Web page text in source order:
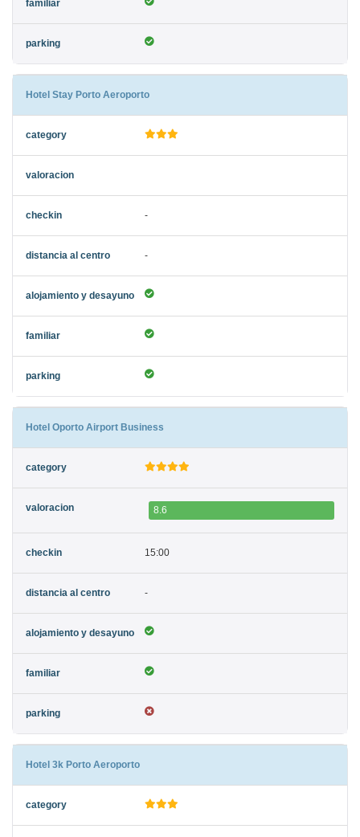
Hotel Stay Porto Aeroporto
-
-
Hotel Oporto Airport Business
8.6
15:00
-
Hotel 3k Porto Aeroporto